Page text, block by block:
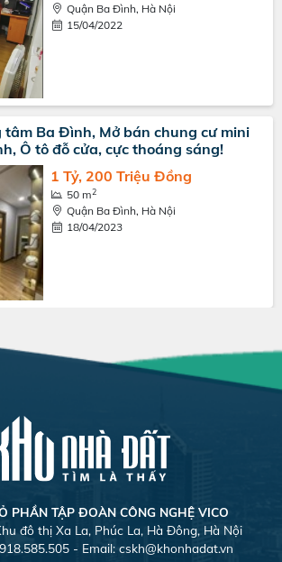
Quận Ba Đình, Hà Nội
15/04/2022
Ba Đình, Mở bán chung cư mini
Ô tô đỗ cửa, cực thoáng sáng!
1 Tỷ, 200 Triệu Đồng
50 m2
Quận Ba Đình, Hà Nội
18/04/2023
PHẦN TẬP ĐOÀN CÔNG NGHỆ VICO
đô thị Xa La, Phúc La, Hà Đông, Hà Nội
- Email: cskh@khonhadat.vn